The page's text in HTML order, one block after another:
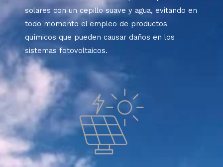
solares con un cepillo suave y agua, evitando en
todo momento el empleo de productos
químicos que pueden causar daños en los
sistemas fotovoltaicos.